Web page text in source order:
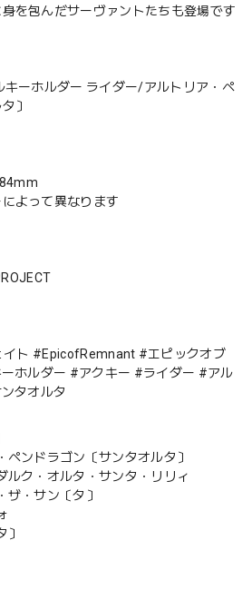
を包んだサーヴァントたちも登場です
キーホルダー ライダー/アルトリア・ペ
〕
よって異なります
ト #EpicofRemnant #エピックオブ
ホルダー #アクキー #ライダー #アル
タオルタ
ペンドラゴン〔サンタオルタ〕
ルク・オルタ・サンタ・リリィ
ザ・サン〔タ〕
〕